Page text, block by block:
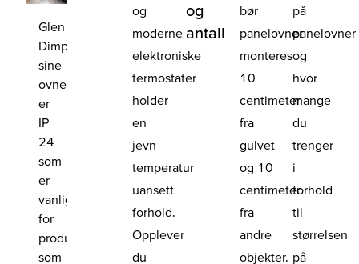
Glen
Dimplex
sine
ovner
er
IP
24
som
er
vanlig
for
produkter
som
og
moderne
elektroniske
termostater
holder
en
jevn
temperatur
uansett
forhold.
Opplever
du
og
antall
bør
panelovner
monteres
10
centimeter
fra
gulvet
og 10
centimeter
fra
andre
objekter.
på
panelovner
og
hvor
mange
du
trenger
i
forhold
til
størrelsen
på